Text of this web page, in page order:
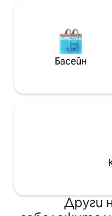
Басейн
Други